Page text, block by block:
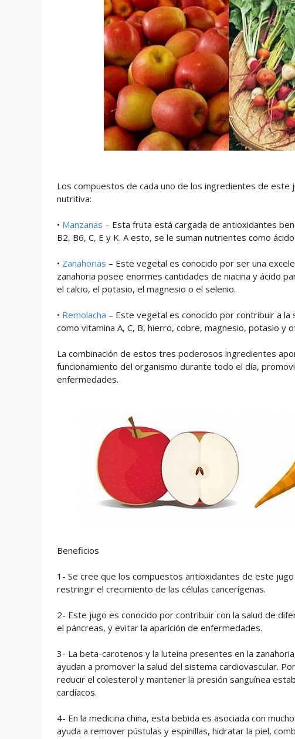
Los compuestos de cada uno de los ingredientes de
nutritiva:
• Manzanas – Esta fruta está cargada de antioxidantes
B2, B6, C, E y K. A esto, se le suman nutrientes como
• Zanahorias – Este vegetal es conocido por ser una
zanahoria posee enormes cantidades de niacina y ácido
el calcio, el potasio, el magnesio o el selenio.
• Remolacha – Este vegetal es conocido por contribuir a
como vitamina A, C, B, hierro, cobre, magnesio, potasio y
La combinación de estos tres poderosos ingredientes
funcionamiento del organismo durante todo el día,
enfermedades.
Beneficios
1- Se cree que los compuestos antioxidantes de este
restringir el crecimiento de las células cancerígenas.
2- Este jugo es conocido por contribuir con la salud de
el páncreas, y evitar la aparición de enfermedades.
3- La beta-carotenos y la luteína presentes en la
ayudan a promover la salud del sistema cardiovascular.
reducir el colesterol y mantener la presión sanguínea
cardíacos.
4- En la medicina china, esta bebida es asociada con
ayuda a remover pústulas y espinillas, hidratar la piel,